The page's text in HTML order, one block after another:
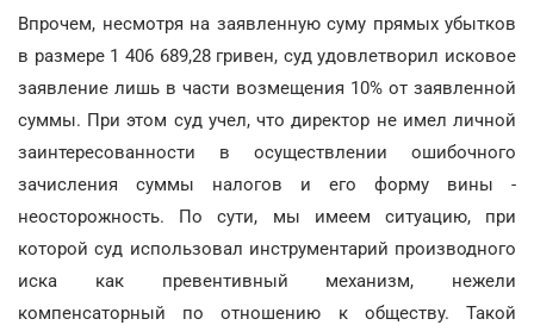
Впрочем, несмотря на заявленную суму прямых убытков
в размере 1 406 689,28 гривен, суд удовлетворил исковое
заявление лишь в части возмещения 10% от заявленной
суммы. При этом суд учел, что директор не имел личной
заинтересованности в осуществлении ошибочного
зачисления суммы налогов и его форму вины -
неосторожность. По сути, мы имеем ситуацию, при
которой суд использовал инструментарий производного
иска как превентивный механизм, нежели
компенсаторный по отношению к обществу. Такой